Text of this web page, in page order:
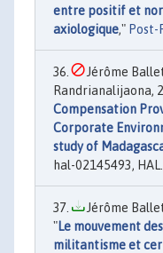
entre positif et
axiologique,"
Jérôme
Randrianalijaona,
Compensation
Corporate
study of
hal-02145493, HAL.
Jérôme
"Le mouvement
militantisme et